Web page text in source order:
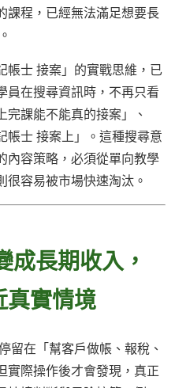
課程，已經無法滿足想要長
帳士 接案」的實戰思維，已
員在搜尋資訊時，不再只看
課能不能真的接案」、
帳士 接案上」。這種搜尋意
內容策略，必須從單向教學
容易被市場快速淘汰。
成長期收入，
真實情境
留在「幫客戶做帳、報稅、
實際操作後才會發現，真正